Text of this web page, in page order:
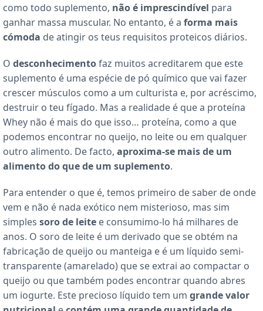
como todo suplemento, não é imprescindível para
ganhar massa muscular. No entanto, é a forma mais
cómoda de atingir os teus requisitos proteicos diários.
O desconhecimentofaz muitos acreditarem que este
suplemento é uma espécie de pó químico que vai fazer
crescer músculos como a um culturista e, por acréscimo,
destruir o teu fígado. Mas a realidade é que a proteína
Whey não é mais do que isso… proteína, como a que
podemos encontrar no queijo, no leite ou em qualquer
outro alimento. De facto, aproxima-se mais de um
alimento do que de um suplemento.
Para entender o que é, temos primeiro de saber de onde
vem e não é nada exótico nem misterioso, mas sim
simples soro de leite e consumimo-lo há milhares de
anos. O soro de leite é um derivado que se obtém na
fabricação de queijo ou manteiga e é um líquido semi-
transparente (amarelado) que se extrai ao compactar o
queijo ou que também podes encontrar quando abres
um iogurte. Este precioso líquido tem um grande valor